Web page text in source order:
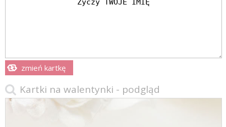
zmień kartkę
Kartki na walentynki - podgląd